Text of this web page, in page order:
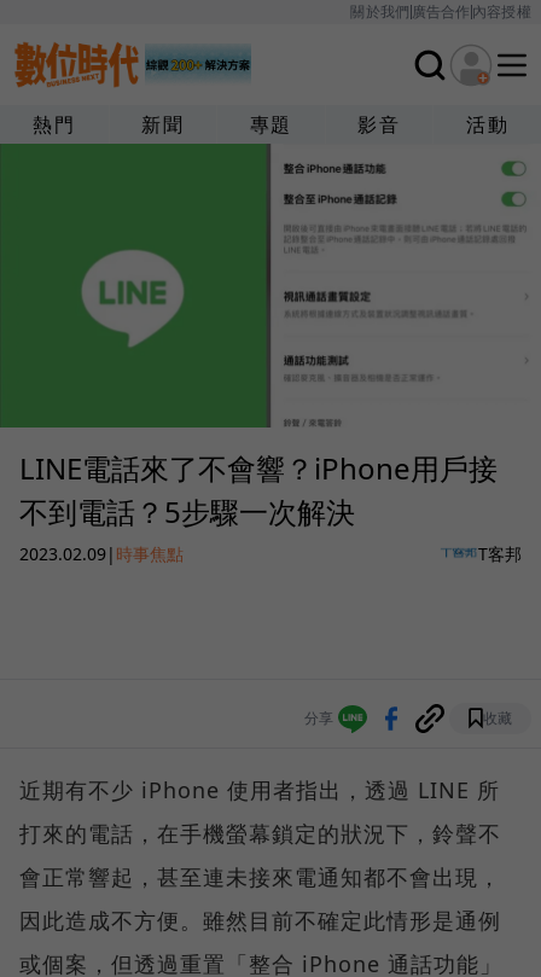
關於我們廣告合作內容授權
熱門 新聞 專題 影音 活動
LINE電話來了不會響？iPhone用戶接
不到電話？5步驟一次解決
2023.02.09| 時事焦點 T客邦
分享 收藏
近期有不少 iPhone 使用者指出，透過 LINE 所
打來的電話，在手機螢幕鎖定的狀況下，鈴聲不
會正常響起，甚至連未接來電通知都不會出現，
因此造成不方便。雖然目前不確定此情形是通例
或個案，但透過重置「整合 iPhone 通話功能」